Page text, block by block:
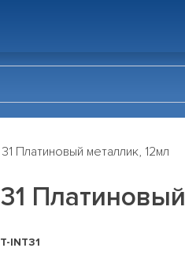
Платиновый металлик, 12мл
INT31